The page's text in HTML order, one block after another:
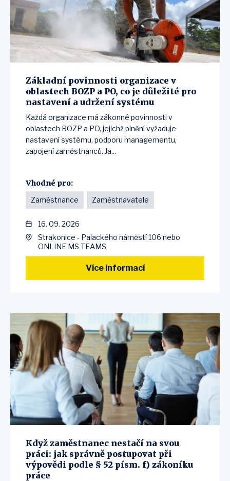
Základní povinnosti organizace v
oblastech BOZP a PO, co je důležité pro
nastavení a udržení systému
Každá organizace má zákonné povinnosti v
oblastech BOZP a PO, jejichž plnění vyžaduje
nastavení systému, podporu managementu,
zapojení zaměstnanců. Ja...
Vhodné pro:
Zaměstnance Zaměstnavatele
16. 09. 2026
Strakonice - Palackého náměstí 106 nebo
ONLINE MS TEAMS
Více informací
Když zaměstnanec nestačí na svou
práci: jak správně postupovat při
výpovědi podle § 52 písm. f) zákoníku
práce